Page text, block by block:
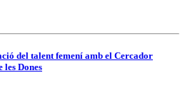
del talent femení amb el Cercador
les Dones